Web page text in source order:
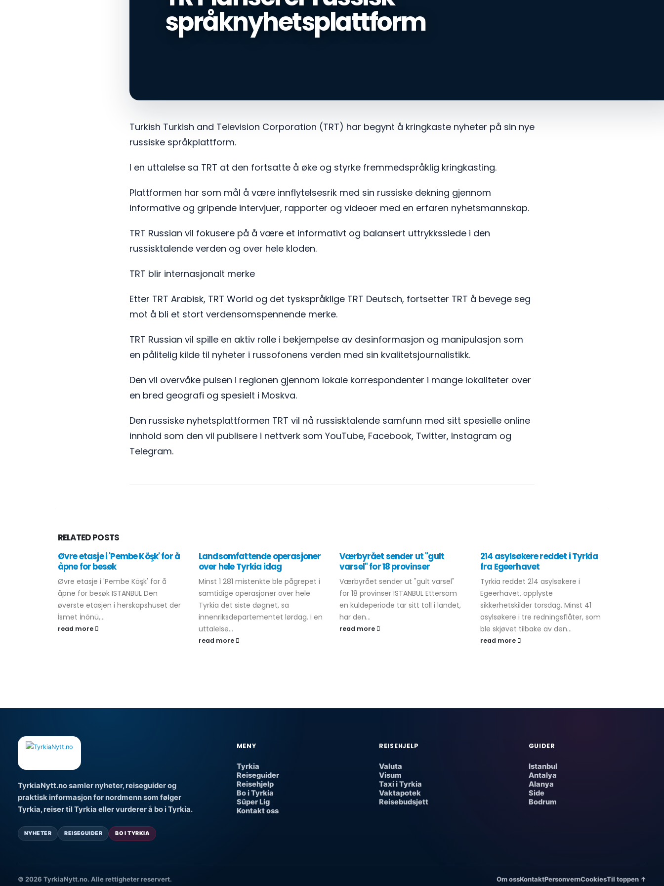
språknyhetsplattform
Turkish Turkish and Television Corporation (TRT) har begynt å kringkaste nyheter på sin nye
russiske språkplattform.
I en uttalelse sa TRT at den fortsatte å øke og styrke fremmedspråklig kringkasting.
Plattformen har som mål å være innflytelsesrik med sin russiske dekning gjennom
informative og gripende intervjuer, rapporter og videoer med en erfaren nyhetsmannskap.
TRT Russian vil fokusere på å være et informativt og balansert uttrykksslede i den
russisktalende verden og over hele kloden.
TRT blir internasjonalt merke
Etter TRT Arabisk, TRT World og det tyskspråklige TRT Deutsch, fortsetter TRT å bevege seg
mot å bli et stort verdensomspennende merke.
TRT Russian vil spille en aktiv rolle i bekjempelse av desinformasjon og manipulasjon som
en pålitelig kilde til nyheter i russofonens verden med sin kvalitetsjournalistikk.
Den vil overvåke pulsen i regionen gjennom lokale korrespondenter i mange lokaliteter over
en bred geografi og spesielt i Moskva.
Den russiske nyhetsplattformen TRT vil nå russisktalende samfunn med sitt spesielle online
innhold som den vil publisere i nettverk som YouTube, Facebook, Twitter, Instagram og
Telegram.
RELATEDPOSTS
Øvre etasje i 'Pembe Köşk' for å
åpne for besøk
Øvre etasje i 'Pembe Köşk' for å
åpne for besøk ISTANBUL Den
øverste etasjen i herskapshuset der
İsmet İnönü,...
read more
Landsomfattende operasjoner
over hele Tyrkia idag
Minst 1 281 mistenkte ble pågrepet i
samtidige operasjoner over hele
Tyrkia det siste døgnet, sa
innenriksdepartementet lørdag. I en
uttalelse...
read more
Værbyrået sender ut "gult
varsel" for 18 provinser
Værbyrået sender ut "gult varsel"
for 18 provinser ISTANBUL Ettersom
en kuldeperiode tar sitt toll i landet,
har den...
read more
214 asylsøkere reddet i Tyrkia
fra Egeerhavet
Tyrkia reddet 214 asylsøkere i
Egeerhavet, opplyste
sikkerhetskilder torsdag. Minst 41
asylsøkere i tre redningsflåter, som
ble skjøvet tilbake av den...
read more
TyrkiaNytt.no samler nyheter, reiseguider og
praktisk informasjon for nordmenn som følger
Tyrkia, reiser til Tyrkia eller vurderer å bo i Tyrkia.
NYHETER REISEGUIDER BO I TYRKIA
MENY
Tyrkia
Reiseguider
Reisehjelp
Bo i Tyrkia
Süper Lig
Kontakt oss
REISEHJELP
Valuta
Visum
Taxi i Tyrkia
Vaktapotek
Reisebudsjett
GUIDER
Istanbul
Antalya
Alanya
Side
Bodrum
© 2026 TyrkiaNytt.no. Alle rettigheter reservert. Om ossKontaktPersonvernCookiesTil toppen ↑